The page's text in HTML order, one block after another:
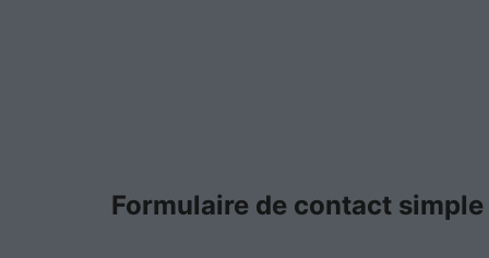
Formulaire de contact simple